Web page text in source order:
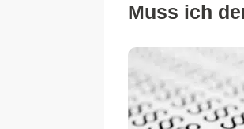
Muss ich